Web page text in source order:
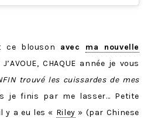
ce blouson avec ma nouvelle
CHAQUE année je vous
trouvé les cuissardes de mes
je finis par me lasser… Petite
y a eu les « Riley » (par Chinese